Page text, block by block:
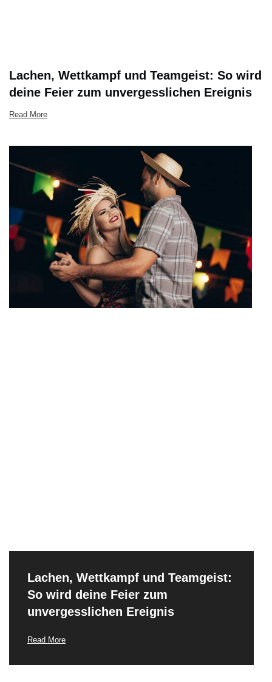
Lachen, Wettkampf und Teamgeist: So wird
deine Feier zum unvergesslichen Ereignis
Read More
Lachen, Wettkampf und Teamgeist:
So wird deine Feier zum
unvergesslichen Ereignis
Read More